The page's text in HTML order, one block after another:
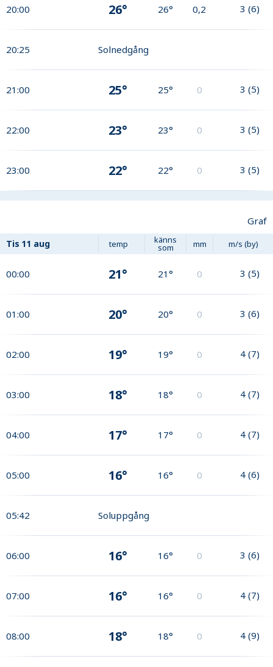
20:00 26° 26° 0,2 3 (6)
20:25 Solnedgång
21:00 25° 25° 0 3 (5)
22:00 23° 23° 0 3 (5)
23:00 22° 22° 0 3 (5)
Graf
Tis 11 aug temp känns
som mm m/s (by)
00:00 21° 21° 0 3 (5)
01:00 20° 20° 0 3 (6)
02:00 19° 19° 0 4 (7)
03:00 18° 18° 0 4 (7)
04:00 17° 17° 0 4 (7)
05:00 16° 16° 0 4 (6)
05:42 Soluppgång
06:00 16° 16° 0 3 (6)
07:00 16° 16° 0 4 (7)
08:00 18° 18° 0 4 (9)